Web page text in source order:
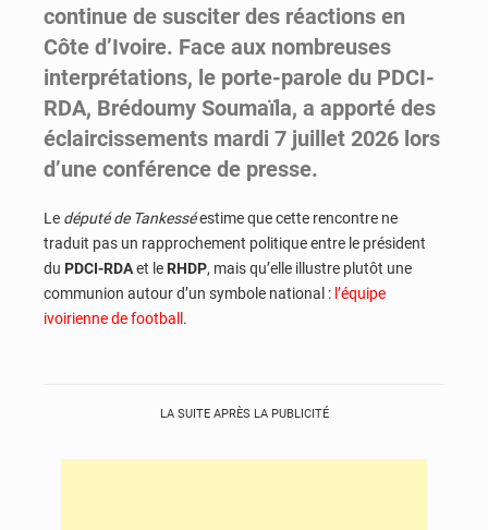
continue de susciter des réactions en
Côte d’Ivoire. Face aux nombreuses
interprétations, le porte-parole du PDCI-
RDA, Brédoumy Soumaïla, a apporté des
éclaircissements mardi 7 juillet 2026 lors
d’une conférence de presse.
Le député de Tankesséestime que cette rencontre ne
traduit pas un rapprochement politique entre le président
du PDCI-RDAet le RHDP, mais qu’elle illustre plutôt une
communion autour d’un symbole national : l’équipe
ivoirienne de football.
LA SUITE APRÈS LA PUBLICITÉ